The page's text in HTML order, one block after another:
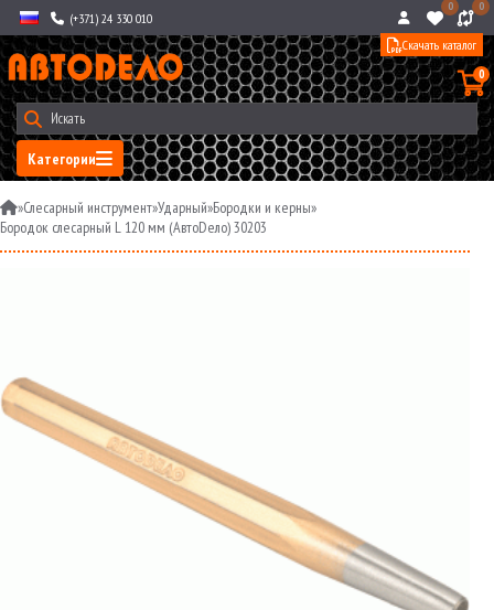
(+371) 24 330 010
0 0
Категории
0
Скачать каталог
»Слесарный инструмент»Ударный»Бородки и керны»
Бородок слесарный L 120 мм (АвтоDело) 30203